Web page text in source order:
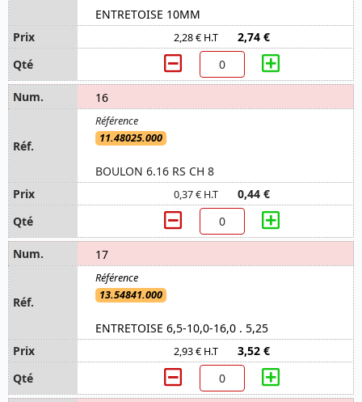
ENTRETOISE 10MM
2,28 € H.T 2,74 €
16
11.48025.000
BOULON 6.16 RS CH 8
0,37 € H.T 0,44 €
17
13.54841.000
ENTRETOISE 6,5-10,0-16,0 . 5,25
2,93 € H.T 3,52 €